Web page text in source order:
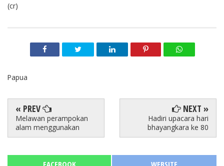
(cr)
Papua
« PREV
Melawan perampokan
alam menggunakan
NEXT »
Hadiri upacara hari
bhayangkara ke 80